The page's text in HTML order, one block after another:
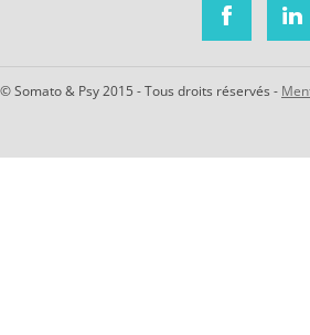
© Somato & Psy 2015 - Tous droits réservés -